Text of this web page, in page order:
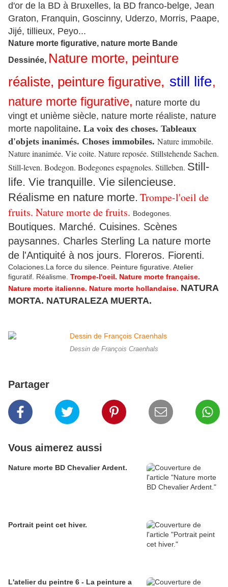
d'or de la BD à Bruxelles, la BD franco-belge, Jean
Graton, Franquin, Goscinny, Uderzo, Morris, Paape,
Jijé, tillieux, Peyo...
Nature morte figurative, nature morte Bande
Dessinée, Nature morte, peinture
réaliste, peinture figurative, still life,
nature morte figurative, nature morte du
vingt et unième siècle, nature morte réaliste, nature
morte napolitaine. La voix des choses. Tableaux
d'objets inanimés. Choses immobiles. Nature immobile.
Nature inanimée. Vie coite. Nature reposée. Stillstehende Sachen.
Still-leven. Bodegon. Bodegones espagnoles. Stilleben. Still-
life. Vie tranquille. Vie silencieuse.
Réalisme en nature morte. Trompe-l'oeil de
fruits. Nature morte de fruits. Bodegones.
Boutiques. Marché. Cuisines. Scènes
paysannes. Charles Sterling La nature morte
de l'Antiquité à nos jours. Floreros. Fiorenti.
Colaciones.La force du silence. Peinture figurative. Atelier
figuratif. Réalisme. Trompe-l'oeil. Nature morte française.
Nature morte italienne. Nature morte hollandaise. NATURA
MORTA. NATURALEZA MUERTA.
Dessin de François Craenhals
Partager
Vous aimerez aussi
Nature morte BD Chevalier Ardent.
Portrait peint cet hiver.
L'atelier du peintre 6 - La peinture a